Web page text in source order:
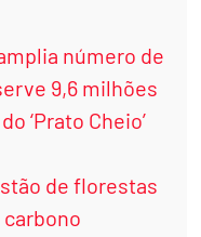
número de
9,6 milhões
‘Prato Cheio’
de florestas